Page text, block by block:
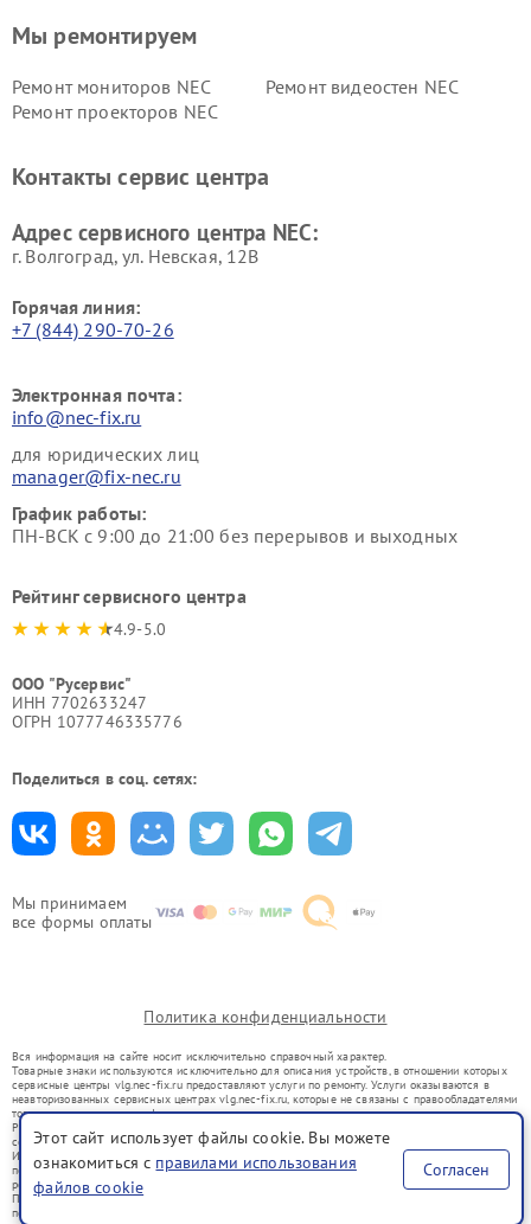
Мы принимаем
все формы оплаты
Мы ремонтируем
Ремонт мониторов NEC
Ремонт видеостен NEC
Ремонт проекторов NEC
Контакты сервис центра
Адрес сервисного центра NEC:
г. Волгоград, ул. Невская, 12В
Горячая линия:
+7 (844) 290-70-26
Электронная почта:
info@nec-fix.ru
для юридических лиц
manager@fix-nec.ru
График работы:
ПН-ВСК с 9:00 до 21:00 без перерывов и выходных
Рейтинг сервисного центра
4.9-5.0
ООО "Русервис"
ИНН 7702633247
ОГРН 1077746335776
Поделиться в соц. сетях:
Политика конфиденциальности
Вся информация на сайте носит исключительно справочный характер.
Товарные знаки используются исключительно для описания устройств, в отношении которых
сервисные центры vlg.nec-fix.ru предоставляют услуги по ремонту. Услуги оказываются в
неавторизованных сервисных центрах vlg.nec-fix.ru, которые не связаны с правообладателями
товарных знаков или их официальными представителями.
Ремонт осуществляется для устройств, уже введенных в гражданский оборот в соответствии
со статьей 1487 ГК РФ.
Использование товарных знаков не преследует цели индивидуализации услуг или введения
потребителей в заблуждение, а служит для информирования о предоставляемых услугах по
ремонту техники указанных брендов.
Представленная на сайте информация не является публичной офертой, определяемой
положениями Статьи 437(2) Гражданского кодекса РФ
Этот сайт использует файлы cookie. Вы можете
ознакомиться с правилами использования
файлов cookie
Согласен